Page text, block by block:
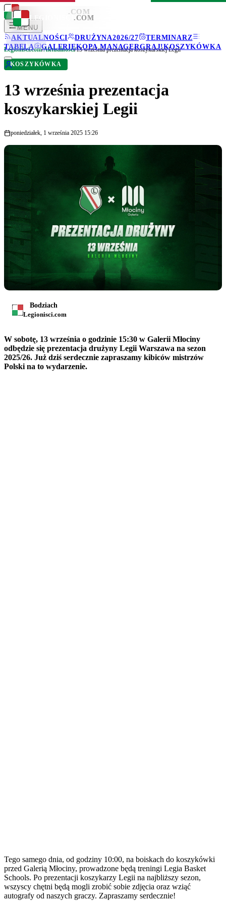
LEGIONISCI .COM
MENU
AKTUALNOŚCI
DRUŻYNA2026/27
TERMINARZ
TABELA
GALERIEKOPA MANAGERGRAJ!KOSZYKÓWKA
LEGIONISCI .COM
Legionisci.com/Aktualności/13 września prezentacja koszykarskiej Legii
KOSZYKÓWKA
13 września prezentacja
koszykarskiej Legii
poniedziałek, 1 września 2025 15:26
Bodziach
Legionisci.com
W sobotę, 13 września o godzinie 15:30 w Galerii Młociny
odbędzie się prezentacja drużyny Legii Warszawa na sezon
2025/26. Już dziś serdecznie zapraszamy kibiców mistrzów
Polski na to wydarzenie.
Tego samego dnia, od godziny 10:00, na boiskach do koszykówki
przed Galerią Młociny, prowadzone będą treningi Legia Basket
Schools. Po prezentacji koszykarzy Legii na najbliższy sezon,
wszyscy chętni będą mogli zrobić sobie zdjęcia oraz wziąć
autografy od naszych graczy. Zapraszamy serdecznie!